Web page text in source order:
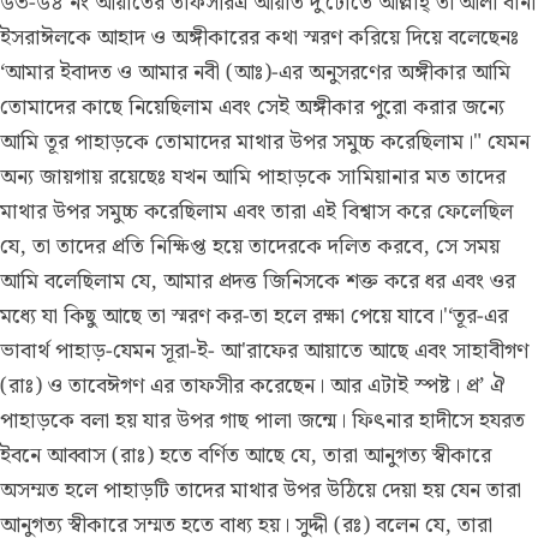
ইসরাঈলকে আহাদ ও অঙ্গীকারের কথা স্মরণ করিয়ে দিয়ে বলেছেনঃ
‘আমার ইবাদত ও আমার নবী (আঃ)-এর অনুসরণের অঙ্গীকার আমি
তোমাদের কাছে নিয়েছিলাম এবং সেই অঙ্গীকার পুরো করার জন্যে
আমি তূর পাহাড়কে তোমাদের মাথার উপর সমুচ্চ করেছিলাম।" যেমন
অন্য জায়গায় রয়েছেঃ যখন আমি পাহাড়কে সামিয়ানার মত তাদের
মাথার উপর সমুচ্চ করেছিলাম এবং তারা এই বিশ্বাস করে ফেলেছিল
যে, তা তাদের প্রতি নিক্ষিপ্ত হয়ে তাদেরকে দলিত করবে, সে সময়
আমি বলেছিলাম যে, আমার প্রদত্ত জিনিসকে শক্ত করে ধর এবং ওর
মধ্যে যা কিছু আছে তা স্মরণ কর-তা হলে রক্ষা পেয়ে যাবে।'‘তূর-এর
ভাবার্থ পাহাড়-যেমন সূরা-ই- আ'রাফের আয়াতে আছে এবং সাহাবীগণ
(রাঃ) ও তাবেঈগণ এর তাফসীর করেছেন। আর এটাই স্পষ্ট। প্র’ ঐ
পাহাড়কে বলা হয় যার উপর গাছ পালা জন্মে। ফিৎনার হাদীসে হযরত
ইবনে আব্বাস (রাঃ) হতে বর্ণিত আছে যে, তারা আনুগত্য স্বীকারে
অসম্মত হলে পাহাড়টি তাদের মাথার উপর উঠিয়ে দেয়া হয় যেন তারা
আনুগত্য স্বীকারে সম্মত হতে বাধ্য হয়। সুদ্দী (রঃ) বলেন যে, তারা